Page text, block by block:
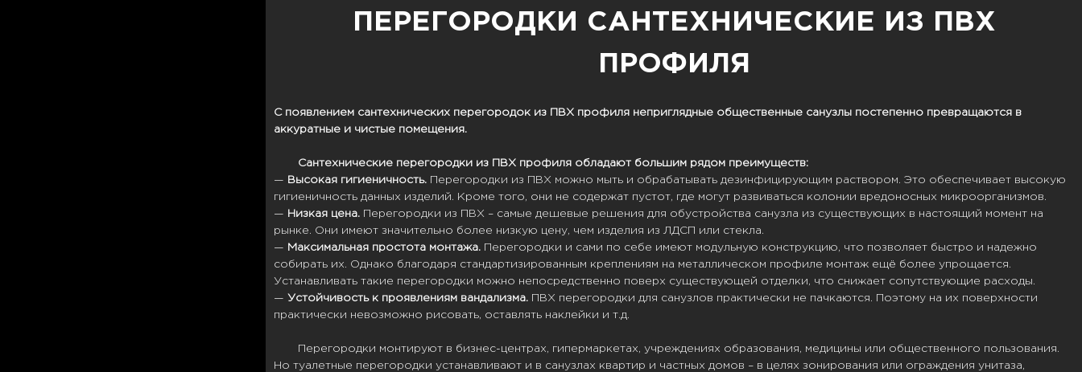
ПЕРЕГОРОДКИ САНТЕХНИЧЕСКИЕ ИЗ ПВХ
ПРОФИЛЯ
С появлением сантехнических перегородок из ПВХ профиля неприглядные общественные санузлы постепенно превращаются в
аккуратные и чистые помещения.
Сантехнические перегородки из ПВХ профиля обладают большим рядом преимуществ:
— Высокая гигиеничность. Перегородки из ПВХ можно мыть и обрабатывать дезинфицирующим раствором. Это обеспечивает высокую
гигиеничность данных изделий. Кроме того, они не содержат пустот, где могут развиваться колонии вредоносных микроорганизмов.
— Низкая цена. Перегородки из ПВХ – самые дешевые решения для обустройства санузла из существующих в настоящий момент на
рынке. Они имеют значительно более низкую цену, чем изделия из ЛДСП или стекла.
— Максимальная простота монтажа. Перегородки и сами по себе имеют модульную конструкцию, что позволяет быстро и надежно
собирать их. Однако благодаря стандартизированным креплениям на металлическом профиле монтаж ещё более упрощается.
Устанавливать такие перегородки можно непосредственно поверх существующей отделки, что снижает сопутствующие расходы.
— Устойчивость к проявлениям вандализма. ПВХ перегородки для санузлов практически не пачкаются. Поэтому на их поверхности
практически невозможно рисовать, оставлять наклейки и т.д.
Перегородки монтируют в бизнес-центрах, гипермаркетах, учреждениях образования, медицины или общественного пользования.
Но туалетные перегородки устанавливают и в санузлах квартир и частных домов – в целях зонирования или ограждения унитаза,